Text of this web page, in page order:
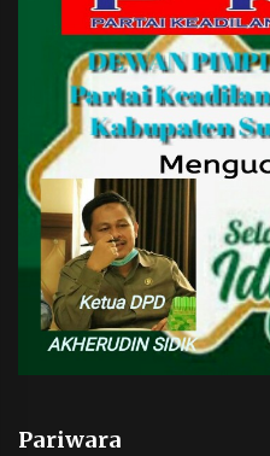
Pariwara